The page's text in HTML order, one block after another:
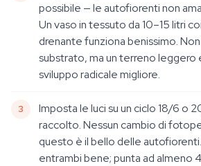
possibile — le autofiorenti non
Un vaso in tessuto da 10–15 litri
drenante funziona benissimo.
substrato, ma un terreno leggero
sviluppo radicale migliore.
Imposta le luci su un ciclo 18/6 o
raccolto. Nessun cambio di
questo è il bello delle
entrambi bene; punta ad almeno